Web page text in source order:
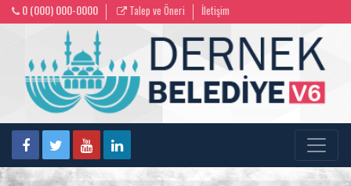
0 (000) 000-0000 Talep ve Öneri İletişim